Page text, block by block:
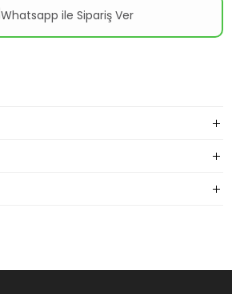
Whatsapp ile Sipariş Ver